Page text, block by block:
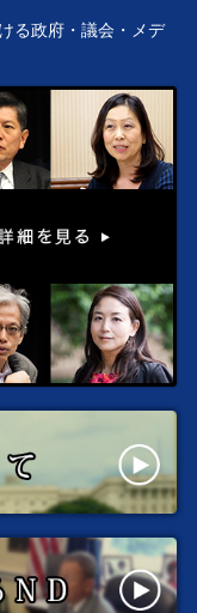
る政府・議会・メデ